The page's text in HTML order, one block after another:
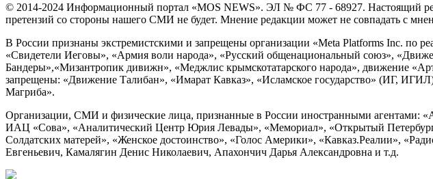
© 2014-2024 Информационный портал «MOS NEWS». ЭЛ № ФС 77 - 68927. Настоящий
претензий со стороны нашего СМИ не будет. Мнение редакции может не совпадать с
В России признаны экстремистскими и запрещены организации «Meta Platforms Inc. по
«Свидетели Иеговы», «Армия воли народа», «Русский общенациональный союз»,
Бандеры»,«Мизантропик дивижн», «Меджлис крымскотатарского народа», движение
запрещены: «Движение Талибан», «Имарат Кавказ», «Исламское государство» (ИГ,
Магриба».
Организации, СМИ и физические лица, признанные в России иностранными агентами:
ИАЦ «Сова», «Аналитический Центр Юрия Левады», «Мемориал», «Открытый
Солдатских матерей», «Женское достоинство», «Голос Америки», «Кавказ.Реалии»,
Евгеньевич, Камалягин Денис Николаевич, Апахончич Дарья Александровна и т.д.